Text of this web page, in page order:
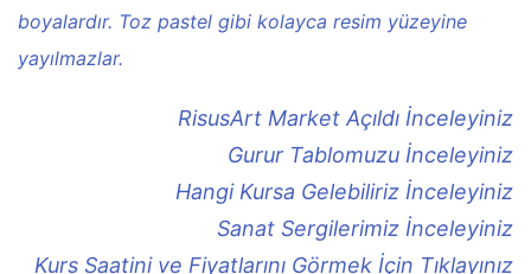
boyalardır. Toz pastel gibi kolayca resim yüzeyine
yayılmazlar.
RisusArt Market Açıldı İnceleyiniz
Gurur Tablomuzu İnceleyiniz
Hangi Kursa Gelebiliriz İnceleyiniz
Sanat Sergilerimiz İnceleyiniz
Kurs Saatini ve Fiyatlarını Görmek İçin Tıklayınız